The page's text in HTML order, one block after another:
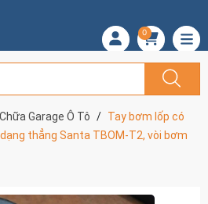
0
Garage Ô Tô
Tay bơm lốp có
thẳng Santa TBOM-T2, vòi bơm